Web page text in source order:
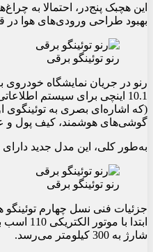
بهبود طراحی ورودی‌های هوا
رنو توئینگو برقی
(که اشاره‌ای بصری به توئینگوی
گوشی‌های هوشمند، کیف پول و
به‌طور کلی، این مدل جدید دارای صندلی‌های عقب تاشو با
رنو توئینگو برقی
شارژ به 300 کیلومتر می‌رسد.